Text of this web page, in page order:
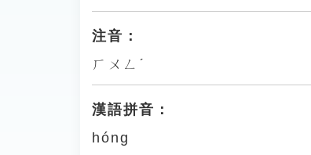
注音：
ㄏㄨㄥˊ
漢語拼音：
hóng